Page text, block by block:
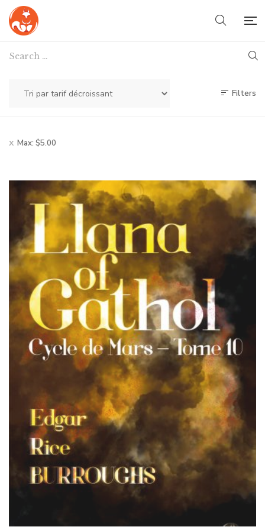
Filters
Max: $5.00